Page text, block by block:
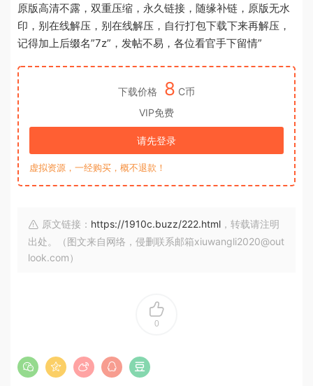
原版高清不露，双重压缩，永久链接，随缘补链，原版无水
印，别在线解压，别在线解压，自行打包下载下来再解压，
记得加上后缀名”7z”，发帖不易，各位看官手下留情”
下载价格 8 C币
VIP免费
请先登录
虚拟资源，一经购买，概不退款！
原文链接： https://1910c.buzz/222.html ，转载请注明
出处。（图文来自网络，侵删联系邮箱xiuwangli2020@out
look.com）
0